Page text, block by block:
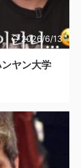
2026/6/13
ヤン大学